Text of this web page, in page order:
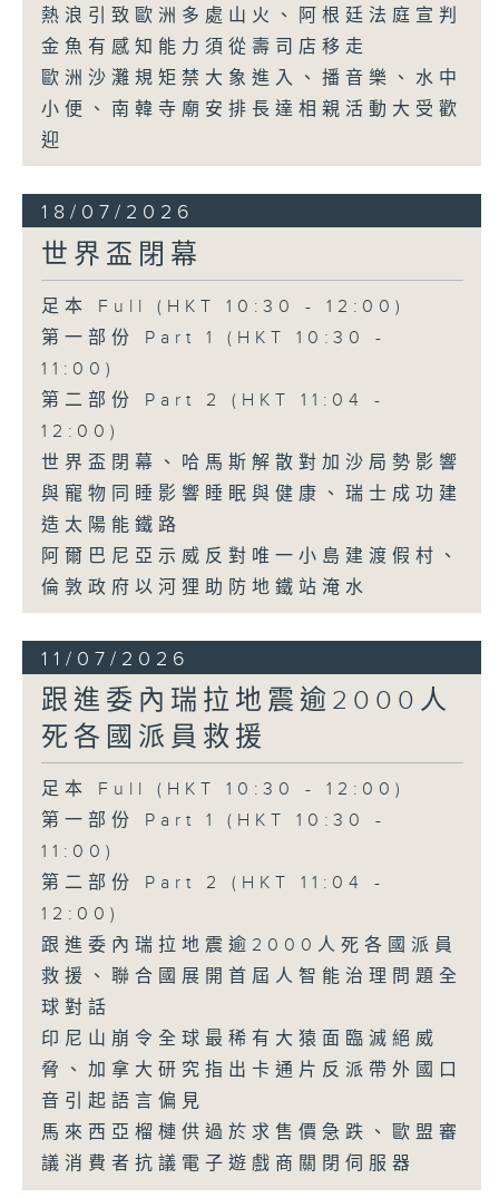
熱浪引致歐洲多處山火、阿根廷法庭宣判
金魚有感知能力須從壽司店移走
歐洲沙灘規矩禁大象進入、播音樂、水中
小便、南韓寺廟安排長達相親活動大受歡
迎
18/07/2026
世界盃閉幕
足本 Full (HKT 10:30 - 12:00)
第一部份 Part 1 (HKT 10:30 -
11:00)
第二部份 Part 2 (HKT 11:04 -
12:00)
世界盃閉幕、哈馬斯解散對加沙局勢影響
與寵物同睡影響睡眠與健康、瑞士成功建
造太陽能鐵路
阿爾巴尼亞示威反對唯一小島建渡假村、
倫敦政府以河狸助防地鐵站淹水
11/07/2026
跟進委內瑞拉地震逾2000人
死各國派員救援
足本 Full (HKT 10:30 - 12:00)
第一部份 Part 1 (HKT 10:30 -
11:00)
第二部份 Part 2 (HKT 11:04 -
12:00)
跟進委內瑞拉地震逾2000人死各國派員
救援、聯合國展開首屆人智能治理問題全
球對話
印尼山崩令全球最稀有大猿面臨滅絕威
脅、加拿大研究指出卡通片反派帶外國口
音引起語言偏見
馬來西亞榴槤供過於求售價急跌、歐盟審
議消費者抗議電子遊戲商關閉伺服器